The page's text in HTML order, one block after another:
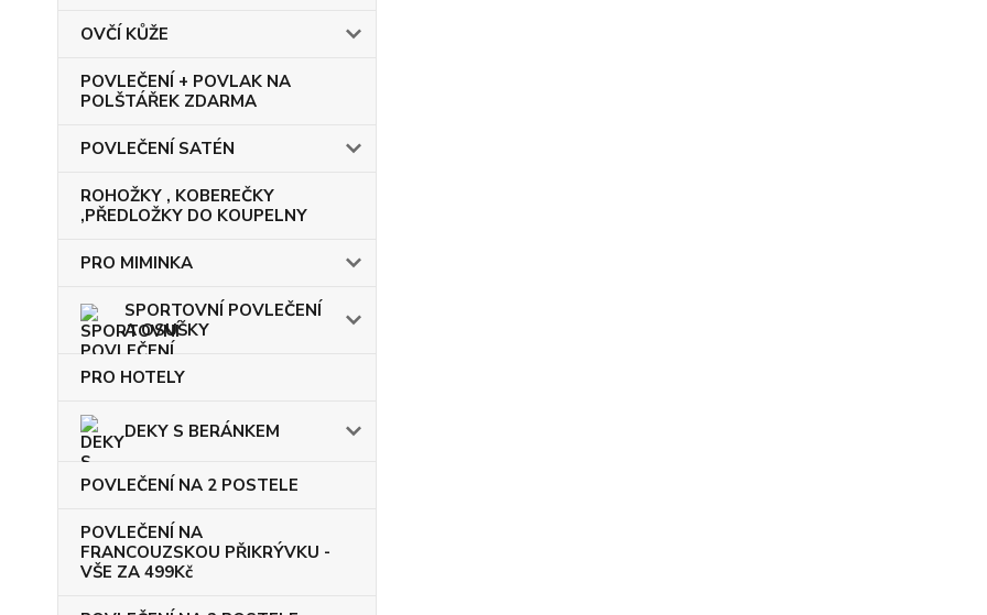
OVČÍ KŮŽE
POVLEČENÍ + POVLAK NA
POLŠTÁŘEK ZDARMA
POVLEČENÍ SATÉN
ROHOŽKY , KOBEREČKY
,PŘEDLOŽKY DO KOUPELNY
PRO MIMINKA
SPORTOVNÍ POVLEČENÍ
A OSUŠKY
PRO HOTELY
DEKY S BERÁNKEM
POVLEČENÍ NA 2 POSTELE
POVLEČENÍ NA
FRANCOUZSKOU PŘIKRÝVKU -
VŠE ZA 499Kč